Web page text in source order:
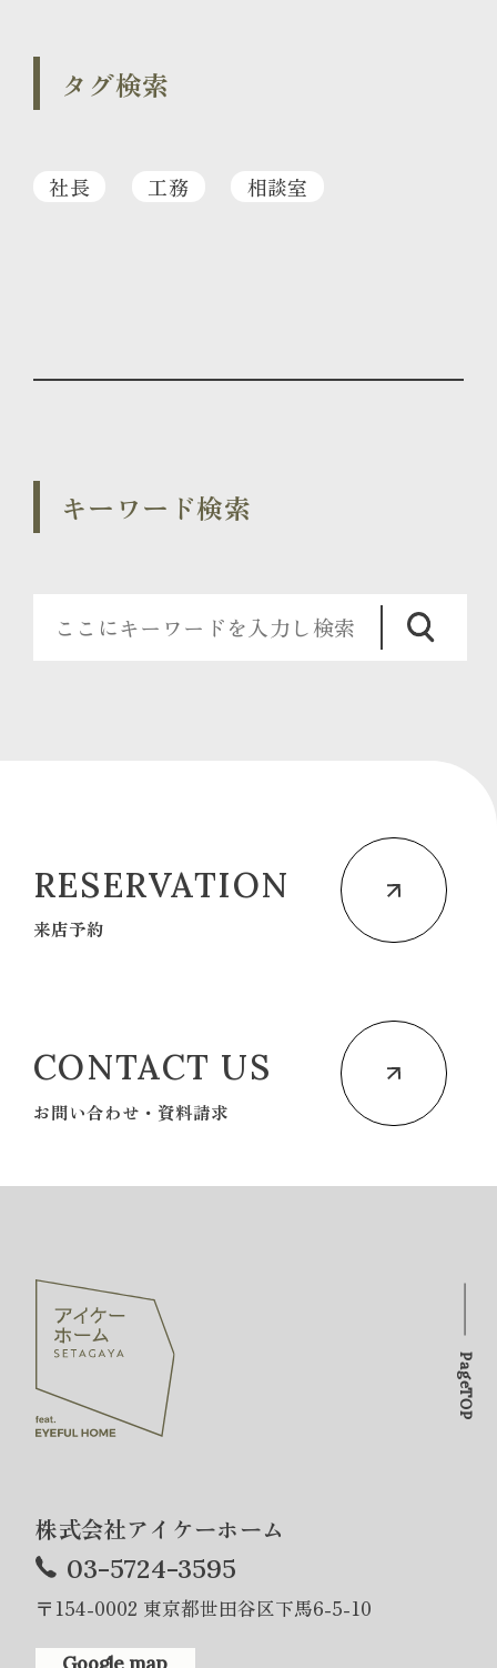
タグ検索
社長 工務 相談室
キーワード検索
RESERVATION
来店予約
CONTACT US
お問い合わせ・資料請求
株式会社アイケーホーム
03-5724-3595
〒154-0002 東京都世田谷区下馬6-5-10
PageTOP